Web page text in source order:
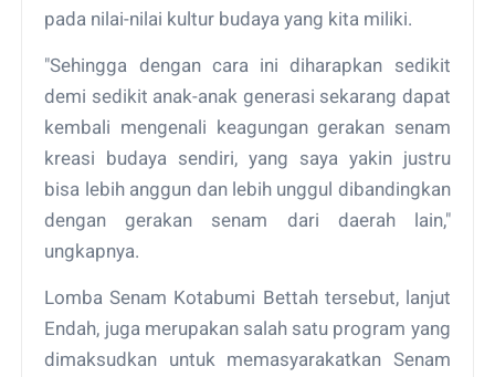
pada nilai-nilai kultur budaya yang kita miliki.
"Sehingga dengan cara ini diharapkan sedikit
demi sedikit anak-anak generasi sekarang dapat
kembali mengenali keagungan gerakan senam
kreasi budaya sendiri, yang saya yakin justru
bisa lebih anggun dan lebih unggul dibandingkan
dengan gerakan senam dari daerah lain,"
ungkapnya.
Lomba Senam Kotabumi Bettah tersebut, lanjut
Endah, juga merupakan salah satu program yang
dimaksudkan untuk memasyarakatkan Senam